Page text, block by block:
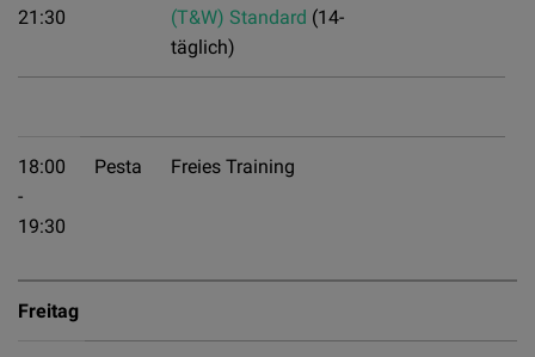
21:30
(T&W) Standard (14-
täglich)
18:00
-
19:30
Pesta Freies Training
Freitag